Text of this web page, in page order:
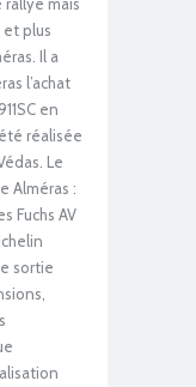
plus
Il a
l’achat
en
réalisée
Le
Alméras :
Fuchs AV
sortie